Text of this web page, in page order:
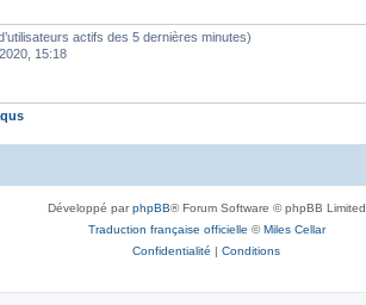
actifs des 5 dernières minutes)
15:18
Développé parphpBB® Forum Software © phpBB Limited
Traduction française officielle ©Miles Cellar
Confidentialité | Conditions